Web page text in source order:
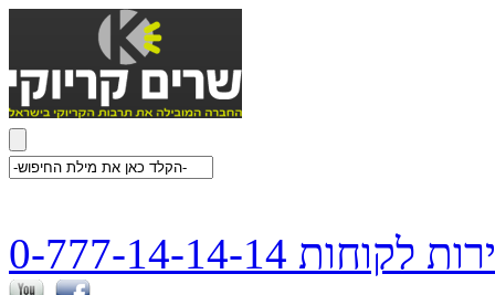
לקוחות 0-777-14-14-14